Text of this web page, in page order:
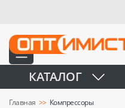
КАТАЛОГ
Главная Компрессоры